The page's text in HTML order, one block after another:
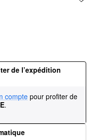
de l’expédition
compte pour profiter de
.